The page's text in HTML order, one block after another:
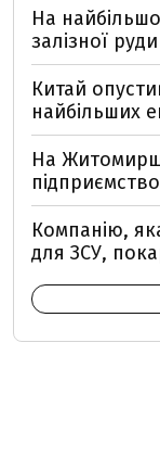
На
залізної
Китай
найбільших
На
Компанію,
для ЗСУ,